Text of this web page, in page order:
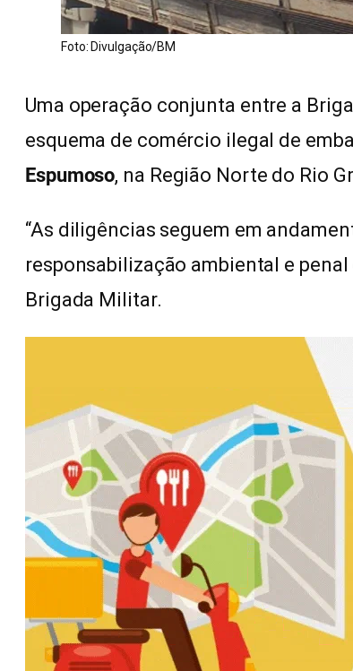
Foto: Divulgação/BM
Uma operação conjunta entre a
esquema de comércio ilegal de
Espumoso, na Região Norte do Rio
“As diligências seguem em
responsabilização ambiental e
Brigada Militar.